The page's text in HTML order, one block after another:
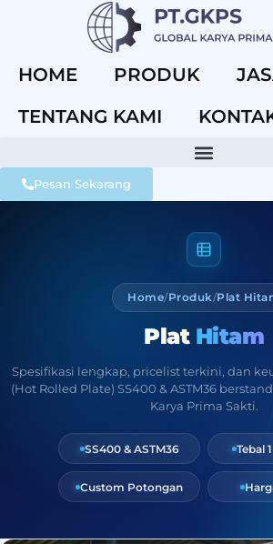
HOME PRODUK
TENTANG KAMI
Pesan Sekarang
Home/Produk/Plat
Plat Hitam
Spesifikasi lengkap, pricelist terkini, dan
(Hot Rolled Plate) SS400 & ASTM36
Karya Prima Sakti.
SS400 & ASTM36 Tebal
Custom Potongan